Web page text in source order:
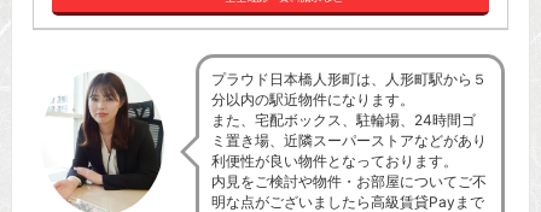
プラウド日本橋人形町は、人形町駅から５
分以内の駅近物件になります。
また、宅配ボックス、駐輪場、24時間ゴ
ミ置き場、近隣スーパーストアなどがあり
利便性が良い物件となっております。
内見をご検討や物件・お部屋についてご不
明な点がございましたら高級賃貸Payまで